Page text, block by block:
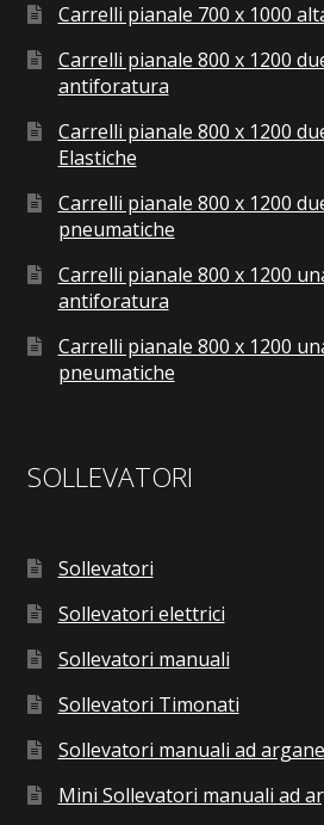
Carrelli pianale 700 x 1000
Carrelli pianale 800 x 1200
antiforatura
Carrelli pianale 800 x 1200
Elastiche
Carrelli pianale 800 x 1200
pneumatiche
Carrelli pianale 800 x 1200
antiforatura
Carrelli pianale 800 x 1200
pneumatiche
SOLLEVATORI
Sollevatori
Sollevatori elettrici
Sollevatori manuali
Sollevatori Timonati
Sollevatori manuali ad
Mini Sollevatori manuali ad